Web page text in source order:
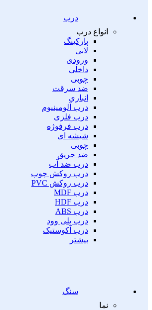
درب
انواع درب
پارکینگ
لابی
ورودی
داخلی
چوبی
ضد سرقت
انباری
درب آلومینیوم
درب فلزی
درب فرفوژه
شیشه ای
چوبی
ضد حریق
درب ضد آب
درب روکش چوب
درب روکش PVC
درب MDF
درب HDF
درب ABS
درب پلی وود
درب آکوستیک
بیشتر
سنگ
نما